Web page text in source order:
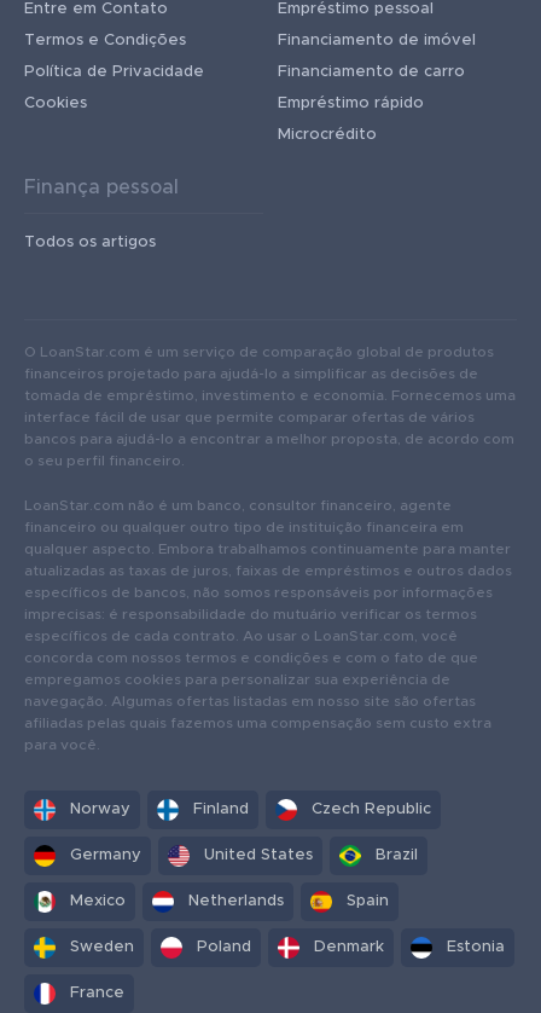
Entre em Contato
Termos e Condições
Política de Privacidade
Cookies
Empréstimo pessoal
Financiamento de imóvel
Financiamento de carro
Empréstimo rápido
Microcrédito
Finança pessoal
Todos os artigos
O LoanStar.com é um serviço de comparação global de produtos
financeiros projetado para ajudá-lo a simplificar as decisões de
tomada de empréstimo, investimento e economia. Fornecemos uma
interface fácil de usar que permite comparar ofertas de vários
bancos para ajudá-lo a encontrar a melhor proposta, de acordo com
o seu perfil financeiro.
LoanStar.com não é um banco, consultor financeiro, agente
financeiro ou qualquer outro tipo de instituição financeira em
qualquer aspecto. Embora trabalhamos continuamente para manter
atualizadas as taxas de juros, faixas de empréstimos e outros dados
específicos de bancos, não somos responsáveis ​​por informações
imprecisas: é responsabilidade do mutuário verificar os termos
específicos de cada contrato. Ao usar o LoanStar.com, você
concorda com nossos termos e condições e com o fato de que
empregamos cookies para personalizar sua experiência de
navegação. Algumas ofertas listadas em nosso site são ofertas
afiliadas pelas quais fazemos uma compensação sem custo extra
para você.
Norway Finland Czech Republic
Germany United States Brazil
Mexico Netherlands Spain
Sweden Poland Denmark Estonia
France